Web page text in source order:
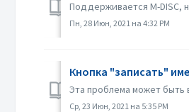
Поддерживается M-DISC,
Пн, 28 Июн, 2021 на 4:32 PM
Кнопка "записать"
Эта проблема может быть
Ср, 23 Июн, 2021 на 5:35 PM